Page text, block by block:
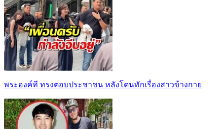
พระองค์ที ทรงตอบประชาชน หลังโดนทักเรื่องสาวข้างกาย